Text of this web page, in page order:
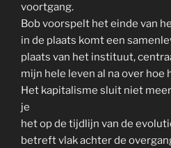
voortgang.
Bob voorspelt het einde van
in de plaats komt een
plaats van het instituut,
mijn hele leven al na over hoe
Het kapitalisme sluit niet
je
het op de tijdlijn van de
betreft vlak achter de